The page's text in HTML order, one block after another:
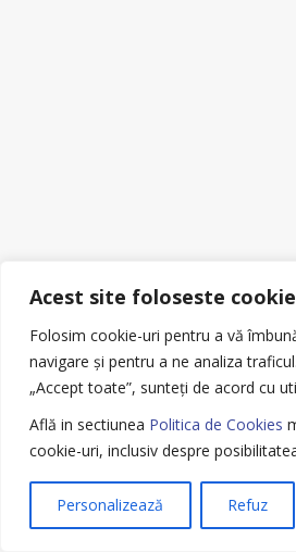
Acest site foloseste
Folosim cookie-uri pentru a vă
navigare și pentru a ne analiza traficul.
„Accept toate”, sunteți de acord cu
Află in sectiunea Politica de Cookies
cookie-uri, inclusiv despre
Personalizează Refuz